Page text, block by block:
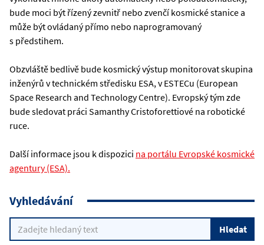
bude moci být řízený zevnitř nebo zvenčí kosmické stanice a
může být ovládaný přímo nebo naprogramovaný
s předstihem.
Obzvláště bedlivě bude kosmický výstup monitorovat skupina
inženýrů v technickém středisku ESA, v ESTECu (European
Space Research and Technology Centre). Evropský tým zde
bude sledovat práci Samanthy Cristoforettiové na robotické
ruce.
Další informace jsou k dispozici na portálu Evropské kosmické
agentury (ESA).
Vyhledávání